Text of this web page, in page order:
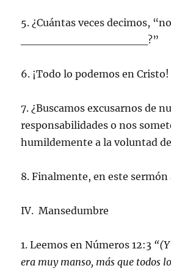
5. ¿Cuántas veces decimos,
________________?”
6. ¡Todo lo podemos en
7. ¿Buscamos excusarnos de
responsabilidades o nos
humildemente a la voluntad
8. Finalmente, en este
IV. Mansedumbre
1. Leemos en Números 12:3
era muy manso, más que todos